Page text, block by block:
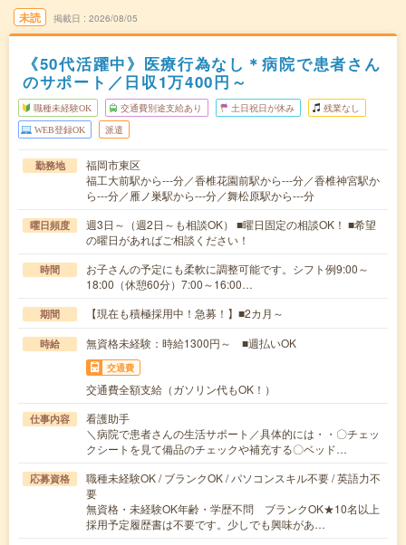
未読 掲載日 2026/08/05
《50代活躍中》医療行為なし＊病院で患者さん
のサポート／日収1万400円～
職種未経験OK 交通費別途支給あり 土日祝日が休み 残業なし
WEB登録OK 派遣
勤務地
福岡市東区
福工大前駅から---分／香椎花園前駅から---分／香椎神宮駅か
ら---分／雁ノ巣駅から---分／舞松原駅から---分
曜日頻度
週3日～（週2日～も相談OK） ■曜日固定の相談OK！ ■希望
の曜日があればご相談ください！
時間
お子さんの予定にも柔軟に調整可能です。シフト例9:00～
18:00（休憩60分）7:00～16:00…
期間 【現在も積極採用中！急募！】■2カ月～
時給 無資格未経験：時給1300円～ ■週払いOK
交通費
交通費全額支給（ガソリン代もOK！）
仕事内容
看護助手
＼病院で患者さんの生活サポート／具体的には・・〇チェッ
クシートを見て備品のチェックや補充する〇ベッド…
応募資格
職種未経験OK / ブランクOK / パソコンスキル不要 / 英語力不
要
無資格・未経験OK年齢・学歴不問 ブランクOK★10名以上
採用予定履歴書は不要です。少しでも興味があ…